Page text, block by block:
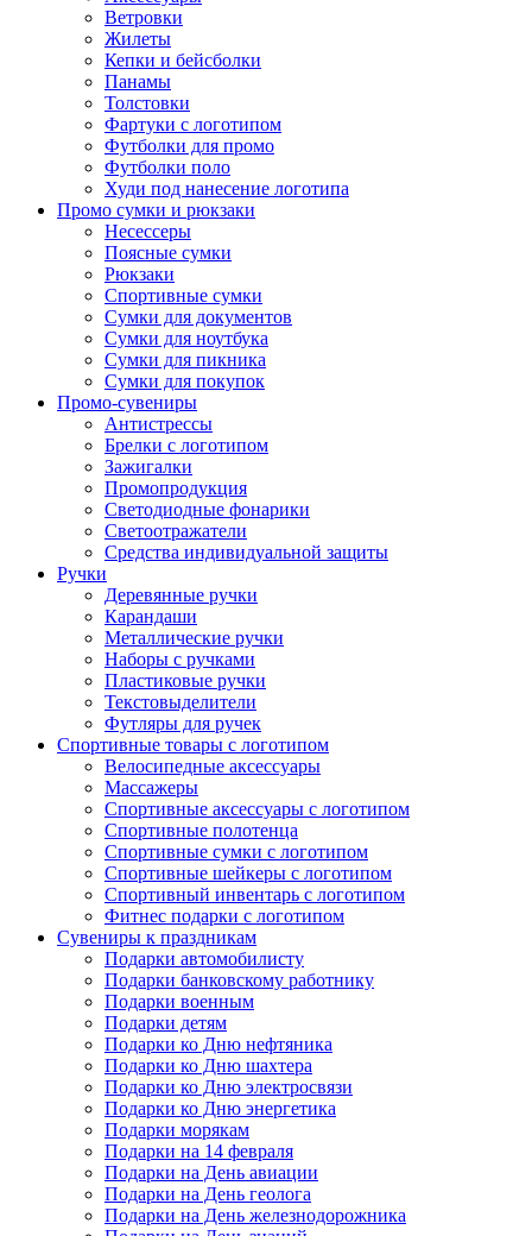
Ветровки
Жилеты
Кепки и бейсболки
Панамы
Толстовки
Фартуки с логотипом
Футболки для промо
Футболки поло
Худи под нанесение логотипа
Промо сумки и рюкзаки
Несессеры
Поясные сумки
Рюкзаки
Спортивные сумки
Сумки для документов
Сумки для ноутбука
Сумки для пикника
Сумки для покупок
Промо-сувениры
Антистрессы
Брелки с логотипом
Зажигалки
Промопродукция
Светодиодные фонарики
Светоотражатели
Средства индивидуальной защиты
Ручки
Деревянные ручки
Карандаши
Металлические ручки
Наборы с ручками
Пластиковые ручки
Текстовыделители
Футляры для ручек
Спортивные товары с логотипом
Велосипедные аксессуары
Массажеры
Спортивные аксессуары с логотипом
Спортивные полотенца
Спортивные сумки с логотипом
Спортивные шейкеры с логотипом
Спортивный инвентарь с логотипом
Фитнес подарки с логотипом
Сувениры к праздникам
Подарки автомобилисту
Подарки банковскому работнику
Подарки военным
Подарки детям
Подарки ко Дню нефтяника
Подарки ко Дню шахтера
Подарки ко Дню электросвязи
Подарки ко Дню энергетика
Подарки морякам
Подарки на 14 февраля
Подарки на День авиации
Подарки на День геолога
Подарки на День железнодорожника